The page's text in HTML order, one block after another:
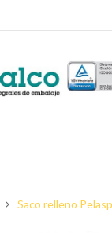
Saco relleno